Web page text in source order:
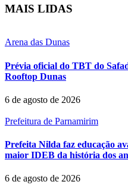
MAIS LIDAS
Arena das Dunas
Prévia oficial do TBT do
Rooftop Dunas
6 de agosto de 2026
Prefeitura de Parnamirim
Prefeita Nilda faz educação
maior IDEB da história dos
6 de agosto de 2026